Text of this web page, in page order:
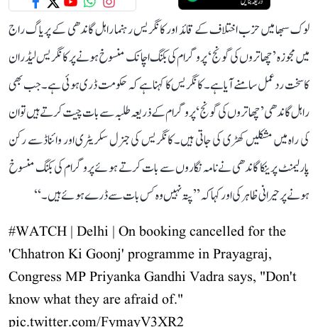
لوک سبھا میں حزب اختلاف کے قائد اور کانگریس رہنما راہل گاندھی کے پریاگ راج
میں مجوزہ ’چھاتروں کی گونج‘ پروگرام کی بکنگ اچانک منسوخ ہونے پر کانگریس لیڈران
کا سخت ردعمل سامنے آیا ہے۔ کانگریس کا کہنا ہے کہ حکومت ڈری ہوئی ہے۔ جب بھی
راہل گاندھی ’چھاتروں کی گونج‘ پروگرام کے ذریعہ طلبہ سے بات چیت کرتے ہیں تو ان
کی راہ میں مشکلیں کھڑی کی جاتی ہیں۔ کانگریس کی جنرل سکریٹری اور وائناڈ سے رکن
پارلیمنٹ پرینکا گاندھی نے نامہ نگاروں سے بات کرتے ہوئے پروگرام کی بکنگ منسوخ
ہونے پر حیرانی ظاہر کی اور کہا کہ ’’پتہ نہیں وہ کس بات سے ڈرے ہوئے ہیں۔‘‘
#WATCH | Delhi | On booking cancelled for the
'Chhatron Ki Goonj' programme in Prayagraj,
Congress MP Priyanka Gandhi Vadra says, "Don't
know what they are afraid of."
pic.twitter.com/FymayV3XR2